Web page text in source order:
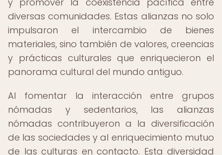
diversas comunidades. Estas alianzas no solo
impulsaron el intercambio de bienes
materiales, sino también de valores, creencias
y prácticas culturales que enriquecieron el
panorama cultural del mundo antiguo.
Al fomentar la interacción entre grupos
nómadas y sedentarios, las alianzas
nómadas contribuyeron a la diversificación
de las sociedades y al enriquecimiento mutuo
de las culturas en contacto. Esta diversidad